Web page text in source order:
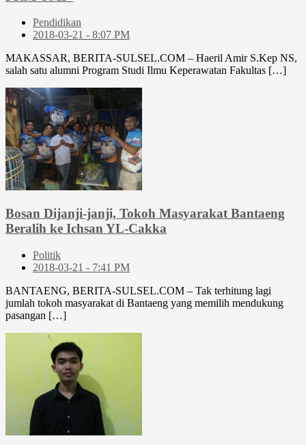
Pendidikan
2018-03-21 - 8:07 PM
MAKASSAR, BERITA-SULSEL.COM – Haeril Amir S.Kep NS,
salah satu alumni Program Studi Ilmu Keperawatan Fakultas […]
Bosan Dijanji-janji, Tokoh Masyarakat Bantaeng
Beralih ke Ichsan YL-Cakka
Politik
2018-03-21 - 7:41 PM
BANTAENG, BERITA-SULSEL.COM – Tak terhitung lagi
jumlah tokoh masyarakat di Bantaeng yang memilih mendukung
pasangan […]